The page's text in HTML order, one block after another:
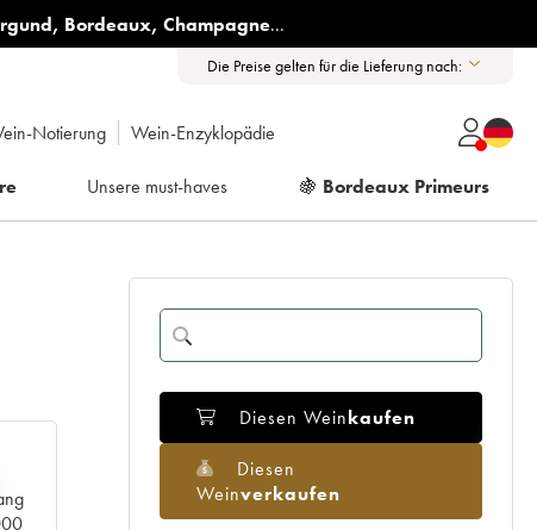
, Bordeaux, Champagne...
Die Preise gelten für die Lieferung nach:
Notierung Wein-Enzyklopädie
Unsere must-haves 🍇 Bordeaux Primeurs
Diesen Weinkaufen
Diesen
Weinverkaufen